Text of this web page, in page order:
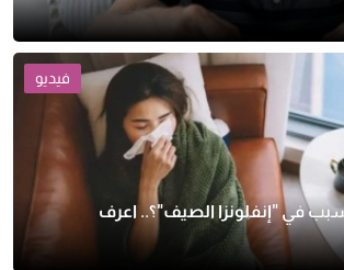
فيديو
في "إنفلونزا الصيف"؟.. اعرف